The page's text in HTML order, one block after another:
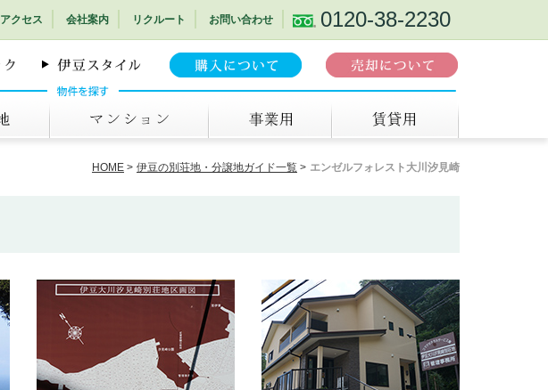
アクセス 会社案内 リクルート お問い合わせ 0120-38-2230
HOME 伊豆の別荘地・分譲地ガイド一覧 エンゼルフォレスト大川汐見崎